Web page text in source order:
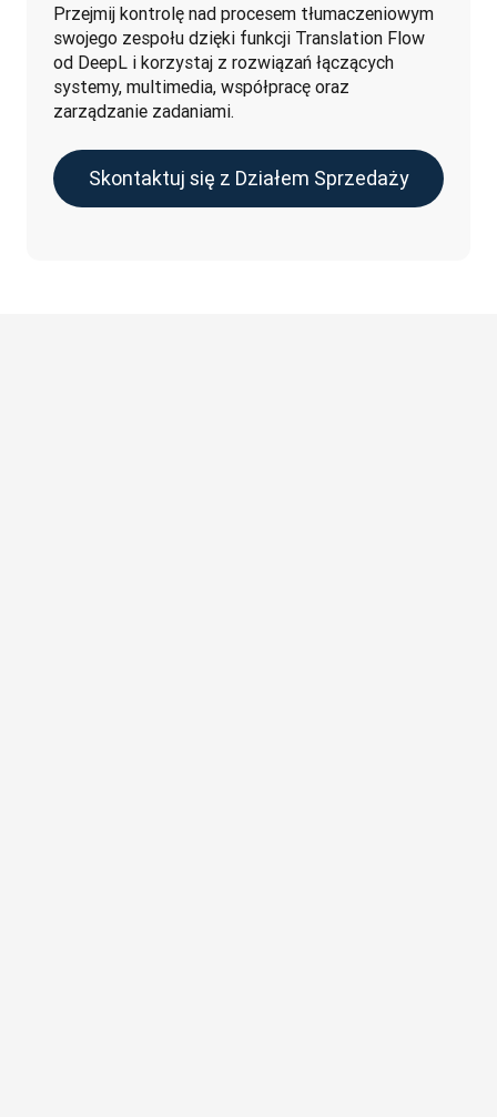
Przejmij kontrolę nad procesem tłumaczeniowym
swojego zespołu dzięki funkcji Translation Flow
od DeepL i korzystaj z rozwiązań łączących
systemy, multimedia, współpracę oraz
zarządzanie zadaniami.
Skontaktuj się z Działem Sprzedaży